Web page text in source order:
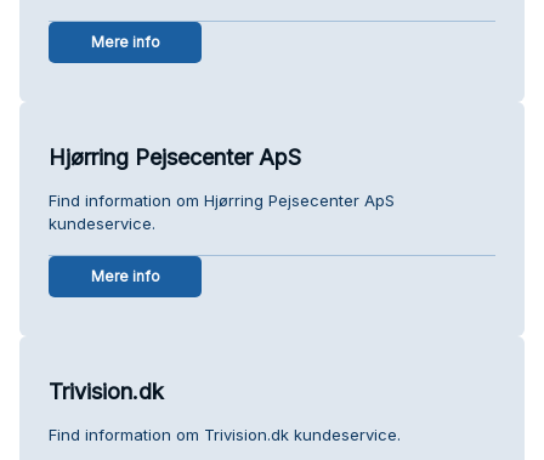
Mere info
Hjørring Pejsecenter ApS
Find information om Hjørring Pejsecenter ApS
kundeservice.
Mere info
Trivision.dk
Find information om Trivision.dk kundeservice.